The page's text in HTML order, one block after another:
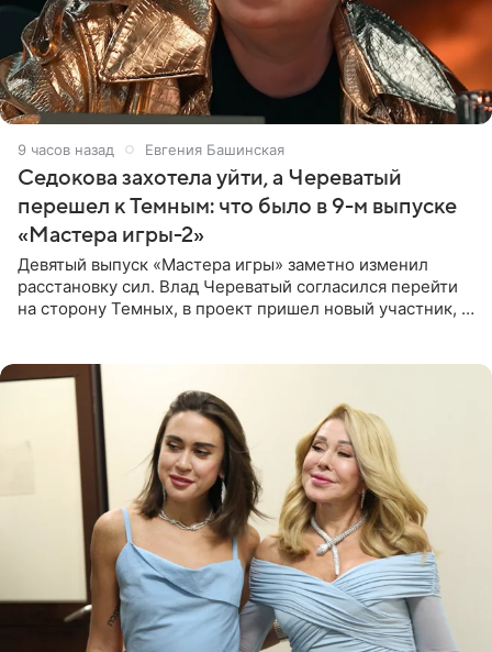
9 часов назад Евгения Башинская
Седокова захотела уйти, а Череватый
перешел к Темным: что было в 9-м выпуске
«Мастера игры-2»
Девятый выпуск «Мастера игры» заметно изменил
расстановку сил. Влад Череватый согласился перейти
на сторону Темных, в проект пришел новый участник, а